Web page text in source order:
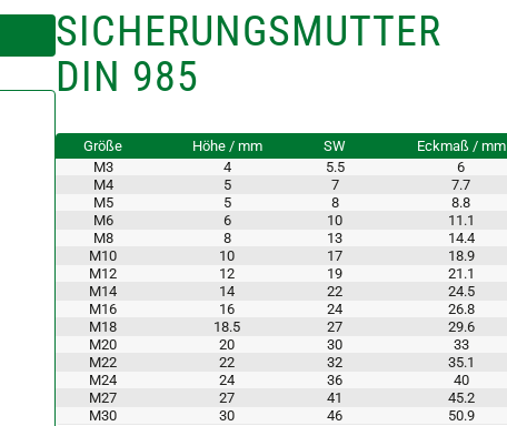
SICHERUNGSMUTTER
DIN 985
Größe Höhe / mm SW
Eckmaß / mm
M3
4 5.5
6
M4
5 7
7.7
M5
5 8
8.8
M6
6 10
11.1
M8
8 13
14.4
M10
10 17
18.9
M12
12 19
21.1
M14
14 22
24.5
M16
16 24
26.8
M18
18.5 27
29.6
M20
20 30
33
M22
22 32
35.1
M24
24 36
40
M27
27 41
45.2
M30
30 46 50.9